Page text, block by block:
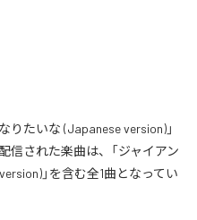
りたいな (Japanese version)」
信された楽曲は、「ジャイアン
」を含む全1曲となってい